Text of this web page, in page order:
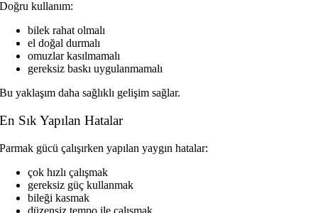
Doğru kullanım:
bilek rahat olmalı
el doğal durmalı
omuzlar kasılmamalı
gereksiz baskı uygulanmamalı
Bu yaklaşım daha sağlıklı gelişim sağlar.
En Sık Yapılan Hatalar
Parmak gücü çalışırken yapılan yaygın hatalar:
çok hızlı çalışmak
gereksiz güç kullanmak
bileği kasmak
düzensiz tempo ile çalışmak